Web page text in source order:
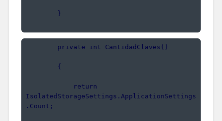
        }
        private int CantidadClaves()
        {
IsolatedStorageSettings.ApplicationSettings
.Count;